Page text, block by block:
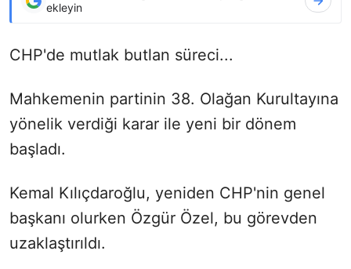
ekleyin
CHP'de mutlak butlan süreci...
Mahkemenin partinin 38. Olağan Kurultayına
yönelik verdiği karar ile yeni bir dönem
başladı.
Kemal Kılıçdaroğlu, yeniden CHP'nin genel
başkanı olurken Özgür Özel, bu görevden
uzaklaştırıldı.